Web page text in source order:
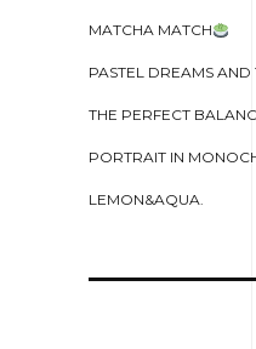
MATCHA MATCH
PASTEL DREAMS AND
THE PERFECT
PORTRAIT IN
LEMON&AQUA.